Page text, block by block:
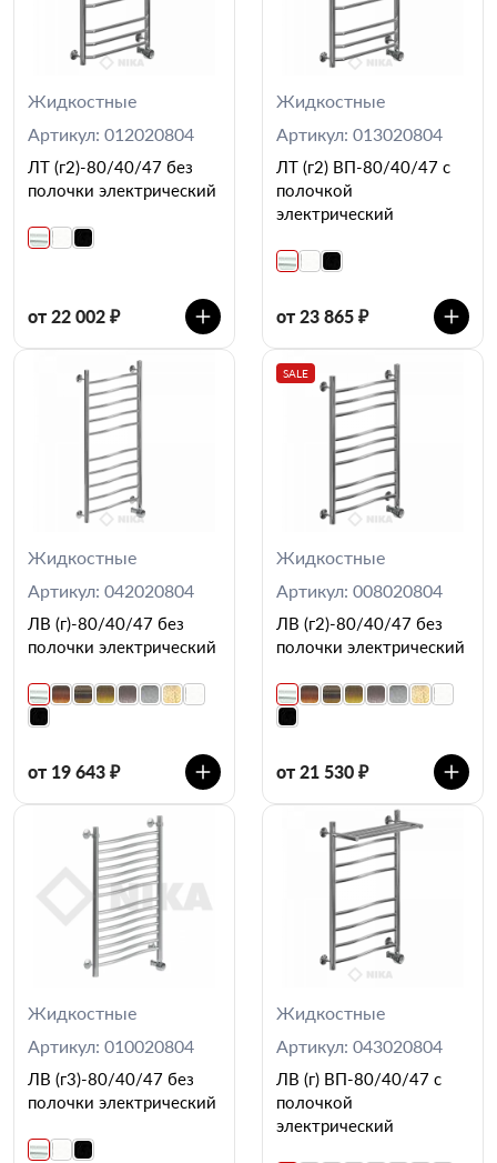
Жидкостные
Артикул: 012020804
ЛТ (г2)-80/40/47 без
полочки электрический
от 22 002 ₽
Жидкостные
Артикул: 013020804
ЛТ (г2) ВП-80/40/47 с
полочкой
электрический
от 23 865 ₽
Жидкостные
Артикул: 042020804
ЛВ (г)-80/40/47 без
полочки электрический
от 19 643 ₽
SALE
Жидкостные
Артикул: 008020804
ЛВ (г2)-80/40/47 без
полочки электрический
от 21 530 ₽
Жидкостные
Артикул: 010020804
ЛВ (г3)-80/40/47 без
полочки электрический
Жидкостные
Артикул: 043020804
ЛВ (г) ВП-80/40/47 с
полочкой
электрический